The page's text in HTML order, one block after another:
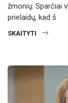
žmonių. Sparčiai
prielaidų, kad š
SKAITYTI